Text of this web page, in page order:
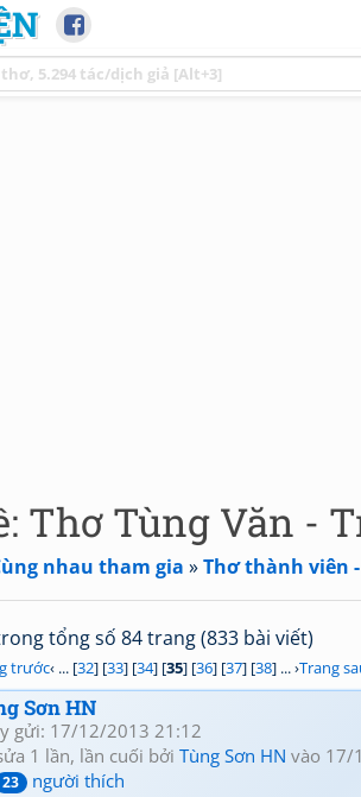
Thơ Tùng Văn -
nhau tham gia »Thơ thành viên
tổng số 84 trang (833 bài viết)
trước‹ ... [32] [33] [34] [35] [36] [37] [38] ... ›Trang
Sơn HN
gửi: 17/12/2013 21:12
1 lần, lần cuối bởi Tùng Sơn HN vào 17/
23 người thích